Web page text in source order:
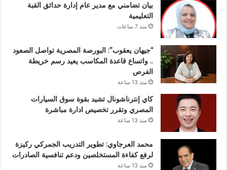
بيان تضامني مع مدير عام إدارة حدائق القبة
التعليمية
منذ 7 ساعات
“جيهان يعقوب”: البورصة المصرية تواصل الصعود
.. واتساع قاعدة المكاسب يعيد رسم خريطة
الفرص
منذ 13 ساعة
كاي إنترناشونال تشيد بقوة سوق السيارات
المصري وتقرر تخصيص ادارة مباشرة
منذ 13 ساعة
محمد العرجاوي: تطوير التدريب الجمركي ركيزة
لرفع كفاءة المستخلصين ودعم تنافسية الصادرات
منذ 13 ساعة